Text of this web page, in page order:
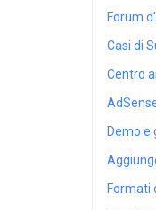
Forum
Casi di
Centro
Demo e
Formati